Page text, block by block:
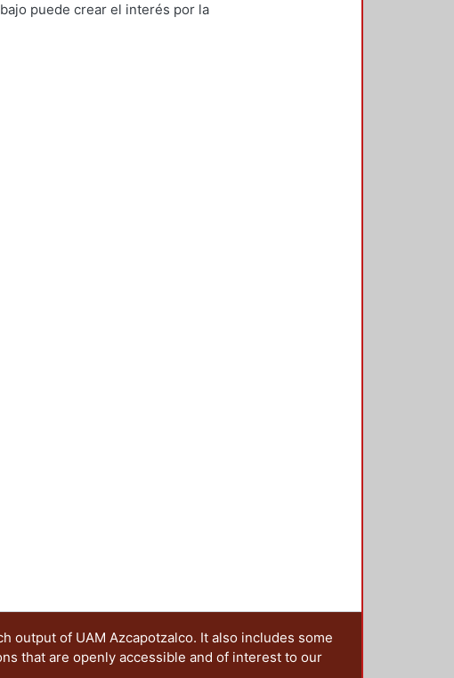
puede crear el interés por la
output of UAM Azcapotzalco. It also includes some
that are openly accessible and of interest to our